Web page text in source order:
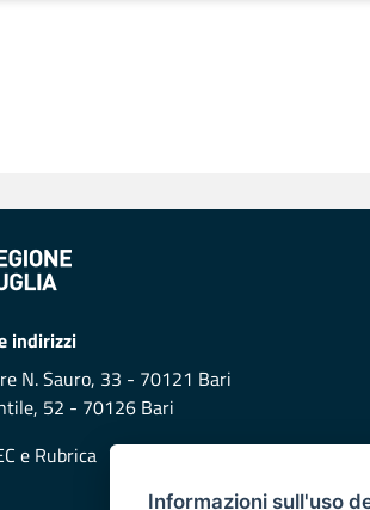
indirizzi
N. Sauro, 33 - 70121 Bari
52 - 70126 Bari
e Rubrica
Informazioni sull'uso